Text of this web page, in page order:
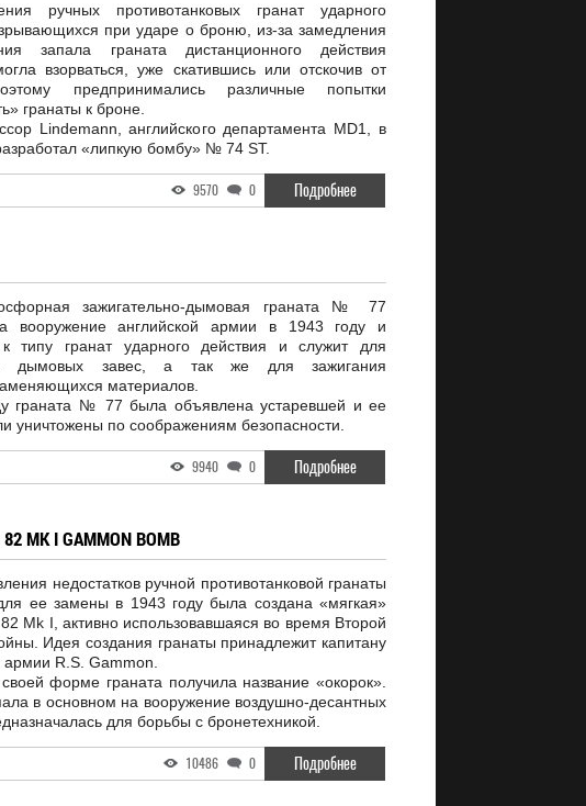
ручных противотанковых гранат ударного
при ударе о броню, из-за замедления
запала граната дистанционного действия
взорваться, уже скатившись или отскочив от
предпринимались различные попытки
гранаты к броне.
Lindemann, английского департамента MD1, в
«липкую бомбу» № 74 ST.
9570 0 Подробнее
зажигательно-дымовая граната № 77
вооружение английской армии в 1943 году и
к типу гранат ударного действия и служит для
дымовых завес, а так же для зажигания
материалов.
граната № 77 была объявлена устаревшей и ее
уничтожены по соображениям безопасности.
9940 0 Подробнее
I GAMMON BOMB
недостатков ручной противотанковой гранаты
ее замены в 1943 году была создана «мягкая»
Mk I, активно использовавшаяся во время Второй
Идея создания гранаты принадлежит капитану
армии R.S. Gammon.
форме граната получила название «окорок».
в основном на вооружение воздушно-десантных
для борьбы с бронетехникой.
10486 0 Подробнее